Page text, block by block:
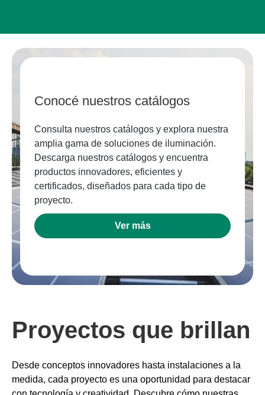
Conocé nuestros catálogos
Consulta nuestros catálogos y explora nuestra
amplia gama de soluciones de iluminación.
Descarga nuestros catálogos y encuentra
productos innovadores, eficientes y
certificados, diseñados para cada tipo de
proyecto.
Ver más
Proyectos que brillan
Desde conceptos innovadores hasta instalaciones a la
medida, cada proyecto es una oportunidad para destacar